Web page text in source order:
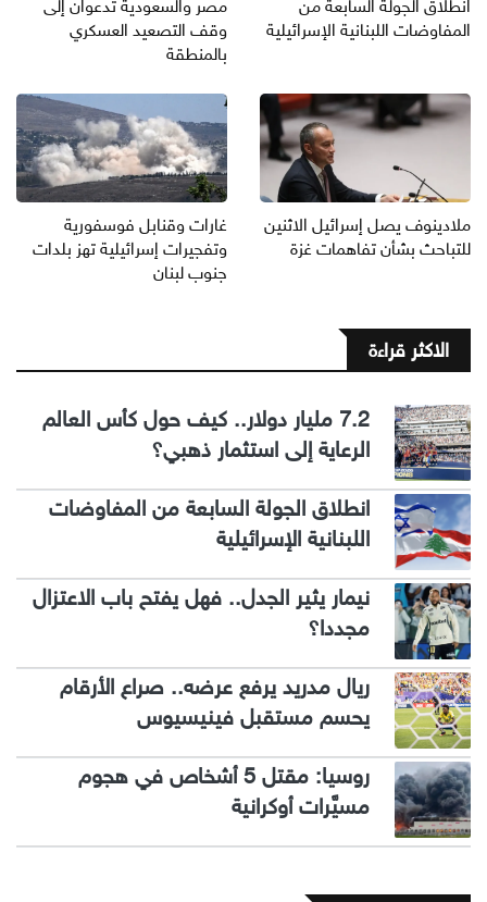
انطلاق الجولة السابعة من
المفاوضات اللبنانية الإسرائيلية
مصر والسعودية تدعوان إلى
وقف التصعيد العسكري
بالمنطقة
ملادينوف يصل إسرائيل الاثنين
للتباحث بشأن تفاهمات غزة
غارات وقنابل فوسفورية
وتفجيرات إسرائيلية تهز بلدات
جنوب لبنان
الاكثر قراءة
7.2 مليار دولار.. كيف حول كأس العالم
الرعاية إلى استثمار ذهبي؟
انطلاق الجولة السابعة من المفاوضات
اللبنانية الإسرائيلية
نيمار يثير الجدل.. فهل يفتح باب الاعتزال
مجددا؟
ريال مدريد يرفع عرضه.. صراع الأرقام
يحسم مستقبل فينيسيوس
روسيا: مقتل 5 أشخاص في هجوم
مسيَّرات أوكرانية